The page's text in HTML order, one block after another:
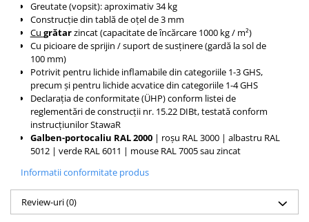
Greutate (vopsit): aproximativ 34 kg
Construcție din tablă de oțel de 3 mm
Cu grătarzincat(capacitate de încărcare 1000 kg / m²)
Cu picioare de sprijin / suport de susținere (gardă la sol de
100 mm)
Potrivit pentru lichide inflamabile din categoriile 1-3 GHS,
precum și pentru lichide acvatice din categoriile 1-4 GHS
Declarația de conformitate (ÜHP) conform listei de
reglementări de construcții nr. 15.22 DIBt, testată conform
instrucțiunilor StawaR
Galben-portocaliu RAL 2000| roșu RAL 3000 | albastru RAL
5012 | verde RAL 6011 | mouse RAL 7005 sau zincat
Informatii conformitate produs
Review-uri(0)